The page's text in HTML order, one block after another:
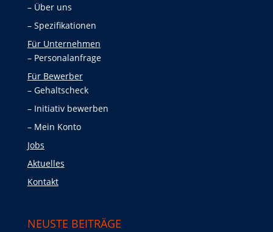
Über uns
Spezifikationen
Für Unternehmen
Personalanfrage
Für Bewerber
Gehaltscheck
Initiativ bewerben
Mein Konto
Jobs
Aktuelles
Kontakt
NEUSTE BEITRÄGE